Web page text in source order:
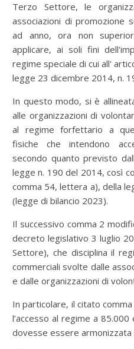
Terzo Settore, le
associazioni di promozione
ad anno, ora non
applicare, ai soli fini
regime speciale di cui all'
legge 23 dicembre 2014, n.
In questo modo, si è
alle organizzazioni di
al regime forfettario a
fisiche che intendono
secondo quanto previsto
legge n. 190 del 2014, così
comma 54, lettera a), della
(legge di bilancio 2023).
Il successivo comma 2
decreto legislativo 3 luglio
Settore), che disciplina il
commerciali svolte dalle
e dalle organizzazioni di
In particolare, il citato
l’accesso al regime a
dovesse essere armonizzata